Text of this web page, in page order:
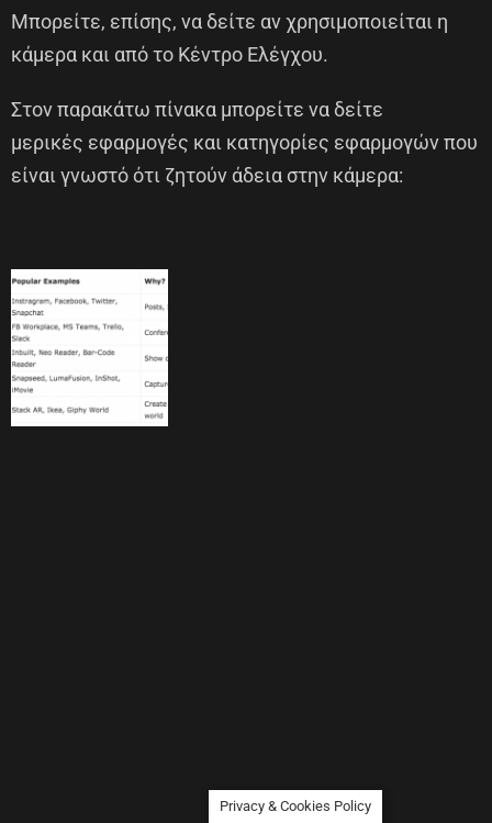
Μπορείτε, επίσης, να δείτε αν χρησιμοποιείται η
κάμερα και από το Κέντρο Ελέγχου.
Στον παρακάτω πίνακα μπορείτε να δείτε
μερικές εφαρμογές και κατηγορίες εφαρμογών που
είναι γνωστό ότι ζητούν άδεια στην κάμερα:
Privacy & Cookies Policy